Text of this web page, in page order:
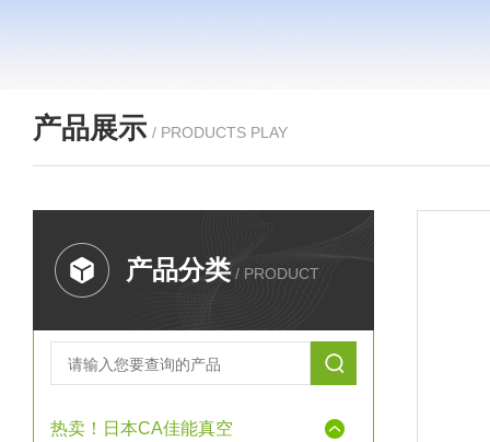
产品展示 / PRODUCTS PLAY
产品分类 / PRODUCT
热卖！日本CA佳能真空